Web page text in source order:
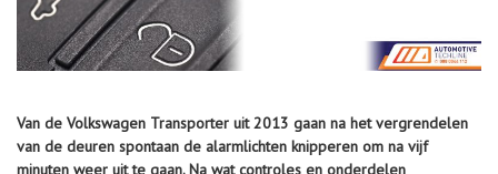
Van de Volkswagen Transporter uit 2013 gaan na het vergrendelen
van de deuren spontaan de alarmlichten knipperen om na vijf
minuten weer uit te gaan. Na wat controles en onderdelen